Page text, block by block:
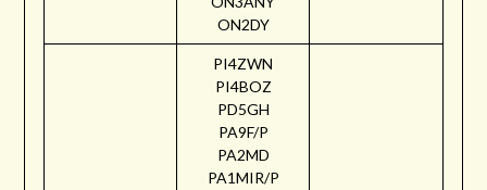
ON2DY
PI4ZWN
PI4BOZ
PD5GH
PA9F/P
PA2MD
PA1MIR/P